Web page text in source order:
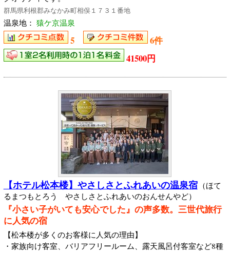
群馬県利根郡みなかみ町相俣１７３１番地
温泉地： 猿ケ京温泉
5
6件
41500円
【ホテル松本楼】やさしさとふれあいの温泉宿 （ほて
るまつもとろう やさしさとふれあいのおんせんやど）
『小さい子がいても安心でした』の声多数。三世代旅行
に人気の宿
【松本楼が多くのお客様に人気の理由】
・家族向け客室、バリアフリールーム、露天風呂付客室など8種